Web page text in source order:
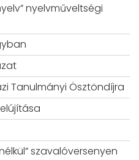
nyelvműveltségi
Tanulmányi Ösztöndíjra
szavalóversenyen